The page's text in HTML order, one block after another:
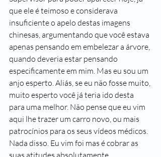
que ele é teimoso e considerava
insuficiente o apelo destas imagens
chinesas, argumentando que você estava
apenas pensando em embelezar a árvore,
quando deveria estar pensando
especificamente em mim. Mas eu sou um
anjo esperto. Aliás, se eu não fosse muito,
muito esperto você já teria ido desta
para uma melhor. Não pense que eu vim
aqui lhe trazer um carro novo, ou mais
patrocínios para os seus vídeos médicos.
Nada disso. Eu vim foi mas é cobrar as